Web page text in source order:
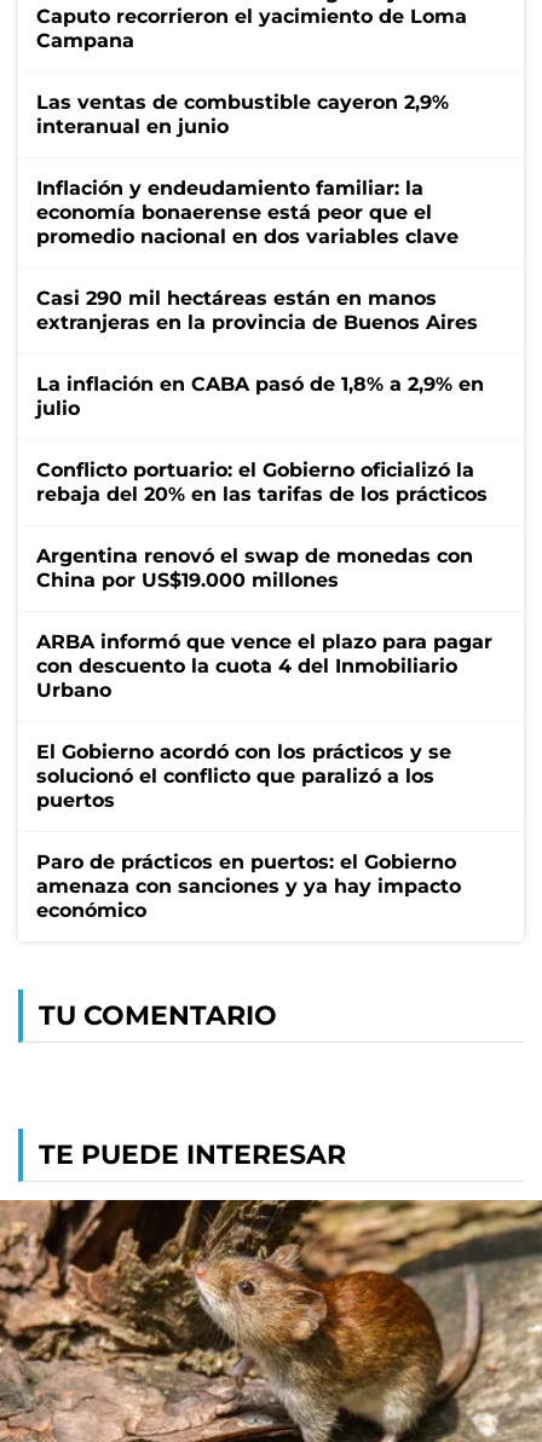
Caputo recorrieron el yacimiento de Loma
Campana
Las ventas de combustible cayeron 2,9%
interanual en junio
Inflación y endeudamiento familiar: la
economía bonaerense está peor que el
promedio nacional en dos variables clave
Casi 290 mil hectáreas están en manos
extranjeras en la provincia de Buenos Aires
La inflación en CABA pasó de 1,8% a 2,9% en
julio
Conflicto portuario: el Gobierno oficializó la
rebaja del 20% en las tarifas de los prácticos
Argentina renovó el swap de monedas con
China por US$19.000 millones
ARBA informó que vence el plazo para pagar
con descuento la cuota 4 del Inmobiliario
Urbano
El Gobierno acordó con los prácticos y se
solucionó el conflicto que paralizó a los
puertos
Paro de prácticos en puertos: el Gobierno
amenaza con sanciones y ya hay impacto
económico
TU COMENTARIO
TE PUEDE INTERESAR